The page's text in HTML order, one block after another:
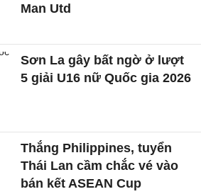
Man Utd
Sơn La gây bất ngờ ở lượt
5 giải U16 nữ Quốc gia 2026
Thắng Philippines, tuyển
Thái Lan cầm chắc vé vào
bán kết ASEAN Cup